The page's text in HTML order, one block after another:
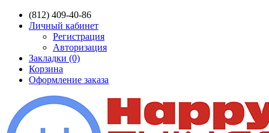
(812) 409-40-86
Личный кабинет
Регистрация
Авторизация
Закладки (0)
Корзина
Оформление заказа